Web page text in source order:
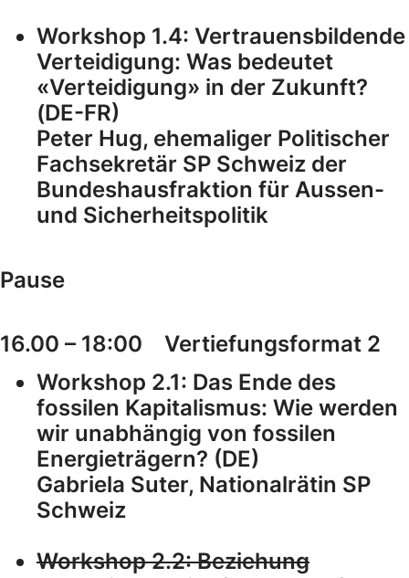
Workshop 1.4: Vertrauensbildende
Verteidigung: Was bedeutet
«Verteidigung» in der Zukunft?
(DE-FR)
Peter Hug, ehemaliger Politischer
Fachsekretär SP Schweiz der
Bundeshausfraktion für Aussen-
und Sicherheitspolitik
Pause
16.00 – 18:00 Vertiefungsformat 2
Workshop 2.1: Das Ende des
fossilen Kapitalismus: Wie werden
wir unabhängig von fossilen
Energieträgern? (DE)
Gabriela Suter, Nationalrätin SP
Schweiz
Workshop 2.2: Beziehung